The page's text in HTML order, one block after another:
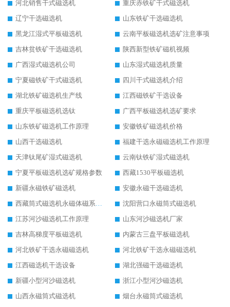
河北销售干式磁选机
重庆赤铁矿干式磁选机
辽宁干选磁选机
山东铁矿干选磁选机
黑龙江湿式平板磁选机
云南平板磁选机选矿注意事项
吉林贫铁矿干选磁选机
陕西新型铁矿磁机视频
广西湿式磁选机公司
山东湿式磁选机质量
宁夏磁铁矿干式磁选机
四川干式磁选机介绍
湖北铁矿磁选机生产线
江西磁铁矿干选设备
重庆平板磁选机选钛
广西平板磁选机选矿要求
山东铁矿磁选机工作原理
安徽铁矿磁选机价格
山西干选磁选机
福建干选永磁磁选机工作原理
天津钛尾矿湿式磁选机
云南钛铁矿湿式磁选机
宁夏平板磁选机选矿规格参数
西藏1530平板磁选机
新疆永磁铁矿磁选机
安徽永磁干选磁选机
西藏筒式磁选机永磁体磁系设计
沈阳营口永磁筒式磁选机
江苏河沙磁选机工作原理
山东河沙磁选机厂家
吉林高梯度平板磁选机
内蒙古三盘平板磁选机
河北铁矿干选永磁磁选机
河北铁矿干选永磁磁选机
江西磁选机干选设备
湖北强磁干选磁选机
新疆小型河沙磁选机
浙江小型河沙磁选机
山西永磁筒式磁选机
烟台永磁筒式磁选机